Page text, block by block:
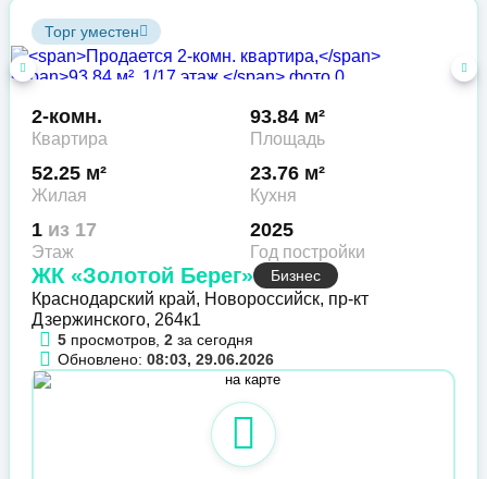
Торг уместен
2-комн.
Квартира
93.84 м²
Площадь
52.25 м²
Жилая
23.76 м²
Кухня
1 из 17
Этаж
2025
Год постройки
ЖК «Золотой Берег» Бизнес
Краснодарский край, Новороссийск, пр-кт
Дзержинского, 264к1
5 просмотров, 2 за сегодня
Обновлено: 08:03, 29.06.2026